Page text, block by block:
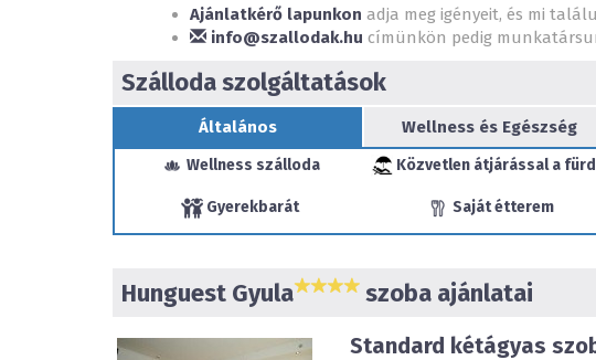
Ajánlatkérő lapunkon adja meg igényeit, és mi
info@szallodak.hu címünkön pedig
Szálloda szolgáltatások
Általános Wellness és Egészség
Wellness szálloda Közvetlen átjárással a fürdőbe
Gyerekbarát Saját étterem
Hunguest Gyula szoba ajánlatai
Standard kétágyas